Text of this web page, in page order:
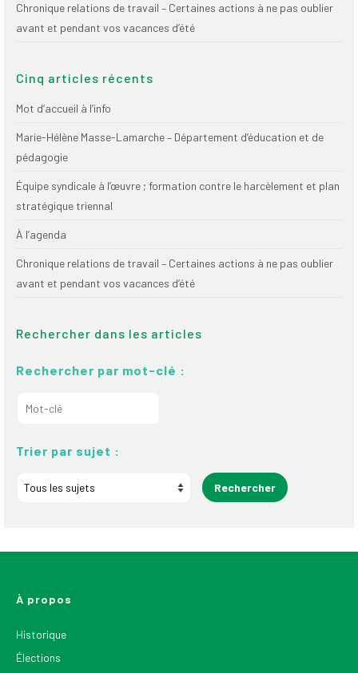
Chronique relations de travail – Certaines actions à ne pas oublier
avant et pendant vos vacances d’été
Cinq articles récents
Mot d’accueil à l’info
Marie-Hélène Masse-Lamarche – Département d’éducation et de
pédagogie
Équipe syndicale à l’œuvre ; formation contre le harcèlement et plan
stratégique triennal
À l’agenda
Chronique relations de travail – Certaines actions à ne pas oublier
avant et pendant vos vacances d’été
Rechercher dans les articles
Rechercher par mot-clé :
Trier par sujet :
À propos
Historique
Élections